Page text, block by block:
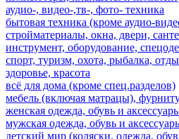
аудио-, видео-,тв-, фото- техника
бытовая техника (кроме аудио-
стройматериалы, окна, двери,
инструмент, оборудование,
спорт, туризм, охота, рыбалка,
здоровье, красота
всё для дома (кроме спец.разделов)
мебель (включая матрацы),
женская одежда, обувь и
мужская одежда, обувь и
детский мир (коляски, одежда,